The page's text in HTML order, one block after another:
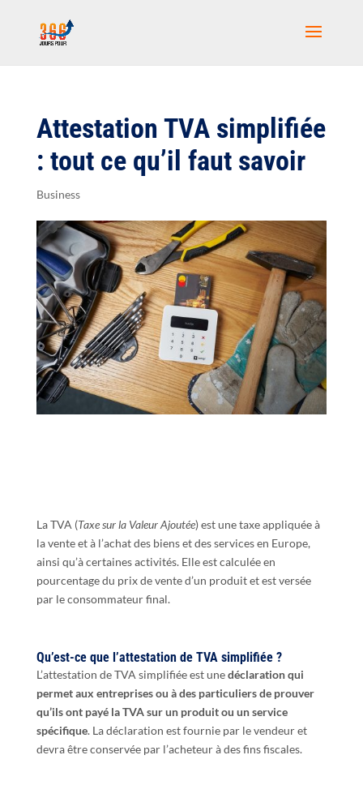
Attestation TVA simplifiée
: tout ce qu’il faut savoir
Business
La TVA (Taxe sur la Valeur Ajoutée) est une taxe appliquée à
la vente et à l’achat des biens et des services en Europe,
ainsi qu’à certaines activités. Elle est calculée en
pourcentage du prix de vente d’un produit et est versée
par le consommateur final.
Qu’est-ce que l’attestation de TVA simplifiée ?
L’attestation de TVA simplifiée est unedéclaration qui
permet aux entreprises ou à des particuliers de prouver
qu’ils ont payé la TVA sur un produit ou un service
spécifique. La déclaration est fournie par le vendeur et
devra être conservée par l’acheteur à des fins fiscales.